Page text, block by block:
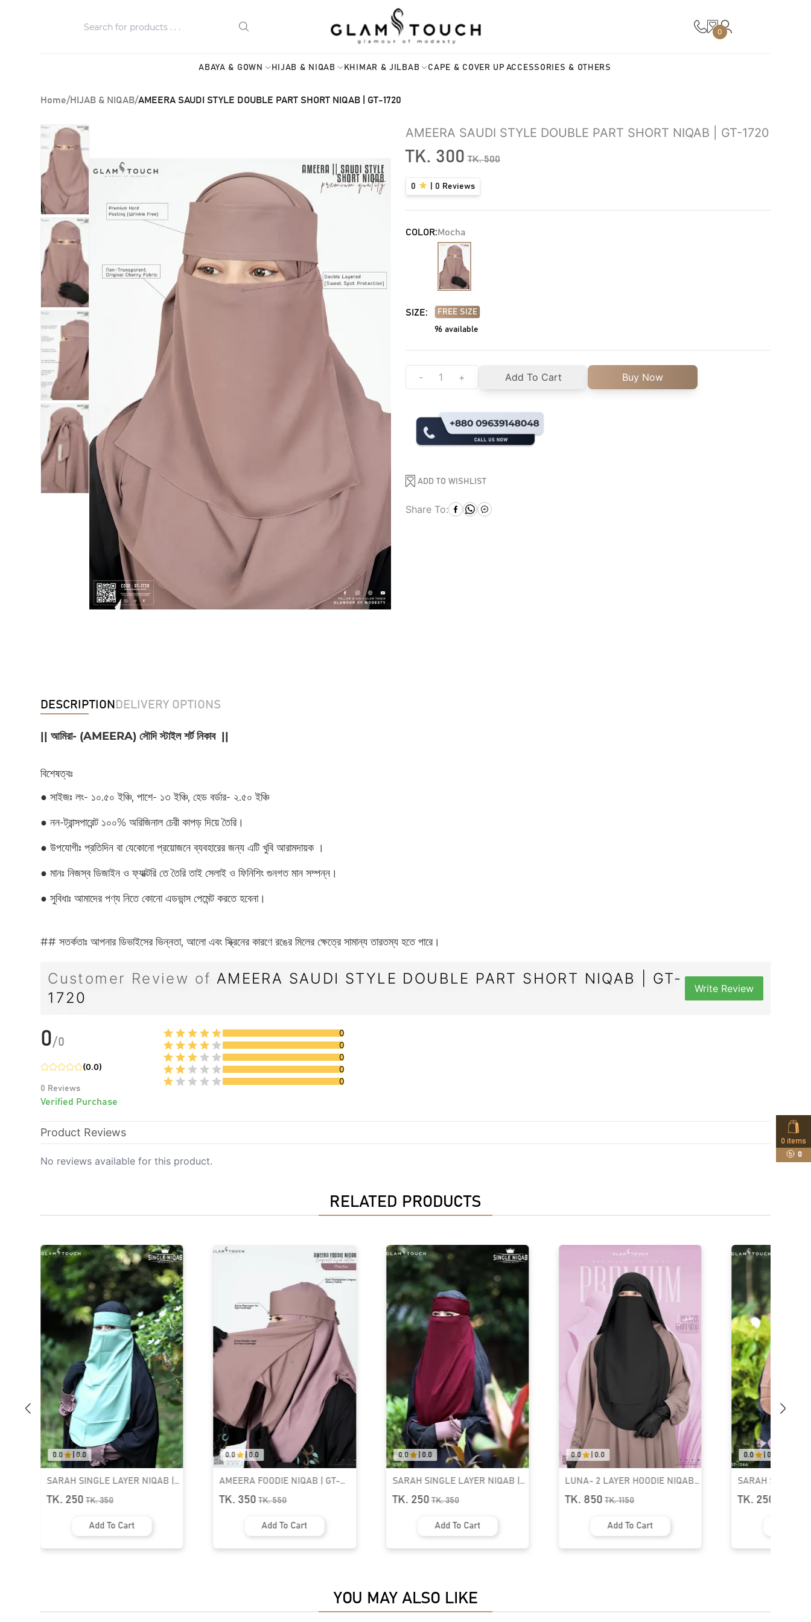
0
ABAYA & GOWN HIJAB & NIQAB KHIMAR & JILBAB CAPE & COVER UP ACCESSORIES & OTHERS
0 items
0
Home/HIJAB & NIQAB/AMEERA SAUDI STYLE DOUBLE PART SHORT NIQAB | GT-1720
AMEERA SAUDI STYLE DOUBLE PART SHORT NIQAB | GT-1720
TK. 300 TK.500
0 0 Reviews
COLOR: Mocha
SIZE: FREE SIZE
96 available
- + Add To Cart Buy Now
ADD TO WISHLIST
Share To:
DESCRIPTION DELIVERY OPTIONS
|| আমিরা- (AMEERA) সৌদি স্টাইল শর্ট নিকাব ||
বিশেষত্বঃ
● সাইজঃ লং- ১০.৫০ ইঞ্চি, পাশে- ১৩ ইঞ্চি, হেড বর্ডার- ২.৫০ ইঞ্চি
● নন-ট্রান্সপারেন্ট ১০০% অরিজিনাল চেরী কাপড় দিয়ে তৈরি।
● উপযোগীঃ প্রতিদিন বা যেকোনো প্রয়োজনে ব্যবহারের জন্য এটি খুবি আরামদায়ক ।
● মানঃ নিজস্ব ডিজাইন ও ফ্যাক্টরি তে তৈরি তাই সেলাই ও ফিনিশিং গুনগত মান সম্পন্ন।
● সুবিধাঃ আমাদের পণ্য নিতে কোনো এডভান্স পেমেন্ট করতে হবেনা।
## সতর্কতাঃ আপনার ডিভাইসের ভিন্নতা, আলো এবং স্ক্রিনের কারণে রঙের মিলের ক্ষেত্রে সামান্য তারতম্য হতে পারে।
Customer Review of AMEERA SAUDI STYLE DOUBLE PART SHORT NIQAB | GT-
1720
Write Review
0/0
(0.0)
0 Reviews
Verified Purchase
0
0
0
0
0
Product Reviews
No reviews available for this product.
RELATED PRODUCTS
0.0 0.0
AMEERA FOODIE NIQAB | GT-
1796
TK. 350 TK.550
Add To Cart
0.0 | 0.0
SARAH SINGLE LAYER NIQAB |
GT-1259
TK. 250 TK.350
Add To Cart
0.0 0.0
LUNA- 2 LAYER HOODIE NIQAB |
GT-1868
TK. 850 TK.1150
Add To Cart
0.0 0.0
SARAH SINGLE LAYER NIQAB |
GT-1246
TK. 250 TK.350
Add To Cart
0.0 0.0
AMEERA FOODIE
1794
TK. 350
YOU MAY ALSO LIKE